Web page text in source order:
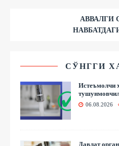
АВВАЛГИ
СЎНГГИ
Истеъмолчи
06.08.2026
Давлат